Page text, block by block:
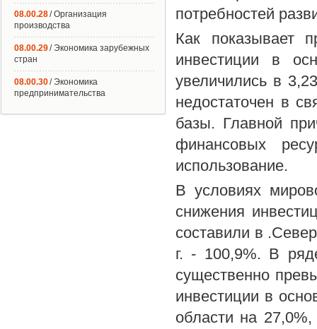
потребностей
Как показывает
инвестиции в
увеличились в
недостаточен в
базы. Главной
финансовых
использование.
В условиях
снижения
составили в
г. - 100,9%. В
существенно
инвестиции в
области на
08.00.28/ Организация
производства
08.00.29/ Экономика зарубежных
стран
08.00.30/ Экономика
предпринимательства